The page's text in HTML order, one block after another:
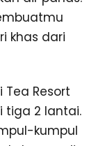
khas dari
Resort
tiga 2 lantai.
kumpul